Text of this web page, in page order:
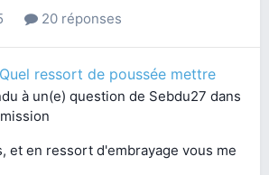
20 réponses
Quel ressort de poussée mettre
à un(e) question de Sebdu27 dans
et en ressort d'embrayage vous me